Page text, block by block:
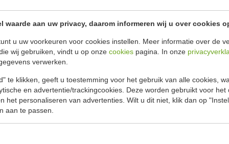
waarde aan uw privacy, daarom informeren wij u over cookies
u uw voorkeuren voor cookies instellen. Meer informatie over de
wij gebruiken, vindt u op onze cookies pagina. In onze
verwerken.
te klikken, geeft u toestemming voor het gebruik van alle cookies,
en advertentie/trackingcookies. Deze worden gebruikt voor het
het personaliseren van advertenties. Wilt u dit niet, klik dan op
aan te passen.
gestapeld worden en nemen zo minder
en bistro's. Ook zijn de stoelen
kleur
Model
Zithoogte
Kleur
Aantal